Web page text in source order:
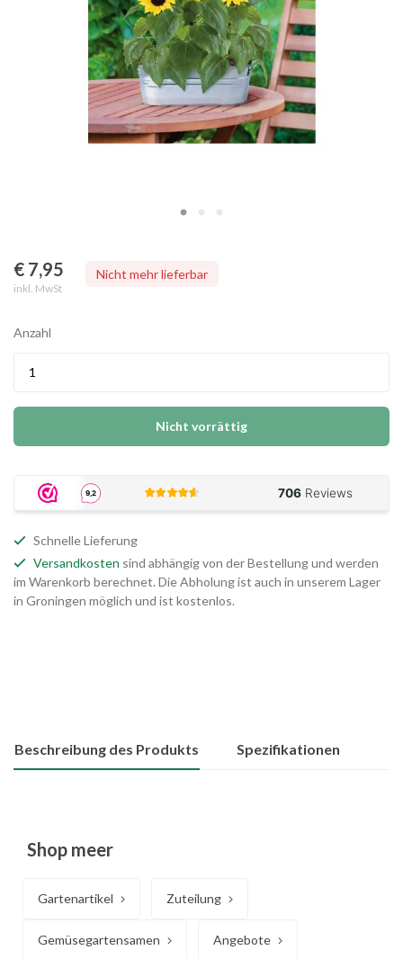
€ 7,95
inkl. MwSt
Nicht mehr lieferbar
Anzahl
Nicht vorrättig
Schnelle Lieferung
Versandkosten sind abhängig von der Bestellung und werden
im Warenkorb berechnet. Die Abholung ist auch in unserem Lager
in Groningen möglich und ist kostenlos.
Beschreibung des Produkts Spezifikationen
Shop meer
Gartenartikel Zuteilung
Gemüsegartensamen Angebote